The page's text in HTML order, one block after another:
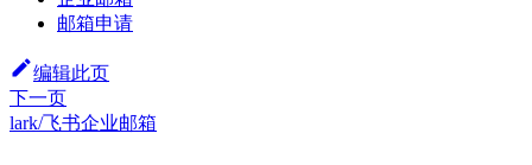
邮箱申请
编辑此页
下一页
lark/飞书企业邮箱